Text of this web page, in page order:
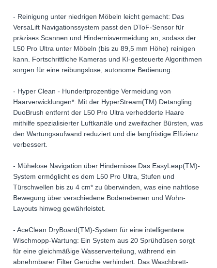
- Reinigung unter niedrigen Möbeln leicht gemacht: Das
VersaLift Navigationssystem passt den DToF-Sensor für
präzises Scannen und Hindernisvermeidung an, sodass der
L50 Pro Ultra unter Möbeln (bis zu 89,5 mm Höhe) reinigen
kann. Fortschrittliche Kameras und KI-gesteuerte Algorithmen
sorgen für eine reibungslose, autonome Bedienung.
- Hyper Clean - Hundertprozentige Vermeidung von
Haarverwicklungen*: Mit der HyperStream(TM) Detangling
DuoBrush entfernt der L50 Pro Ultra verhedderte Haare
mithilfe spezialisierter Luftkanäle und zweifacher Bürsten, was
den Wartungsaufwand reduziert und die langfristige Effizienz
verbessert.
- Mühelose Navigation über Hindernisse:Das EasyLeap(TM)-
System ermöglicht es dem L50 Pro Ultra, Stufen und
Türschwellen bis zu 4 cm* zu überwinden, was eine nahtlose
Bewegung über verschiedene Bodenebenen und Wohn-
Layouts hinweg gewährleistet.
- AceClean DryBoard(TM)-System für eine intelligentere
Wischmopp-Wartung: Ein System aus 20 Sprühdüsen sorgt
für eine gleichmäßige Wasserverteilung, während ein
abnehmbarer Filter Gerüche verhindert. Das Waschbrett-